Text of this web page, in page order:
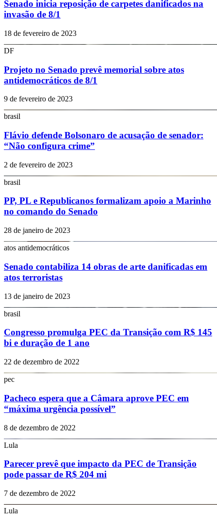
Senado inicia reposição de carpetes danificados na
invasão de 8/1
18 de fevereiro de 2023
DF
Projeto no Senado prevê memorial sobre atos
antidemocráticos de 8/1
9 de fevereiro de 2023
brasil
Flávio defende Bolsonaro de acusação de senador:
“Não configura crime”
2 de fevereiro de 2023
brasil
PP, PL e Republicanos formalizam apoio a Marinho
no comando do Senado
28 de janeiro de 2023
atos antidemocráticos
Senado contabiliza 14 obras de arte danificadas em
atos terroristas
13 de janeiro de 2023
brasil
Congresso promulga PEC da Transição com R$ 145
bi e duração de 1 ano
22 de dezembro de 2022
pec
Pacheco espera que a Câmara aprove PEC em
“máxima urgência possível”
8 de dezembro de 2022
Lula
Parecer prevê que impacto da PEC de Transição
pode passar de R$ 204 mi
7 de dezembro de 2022
Lula